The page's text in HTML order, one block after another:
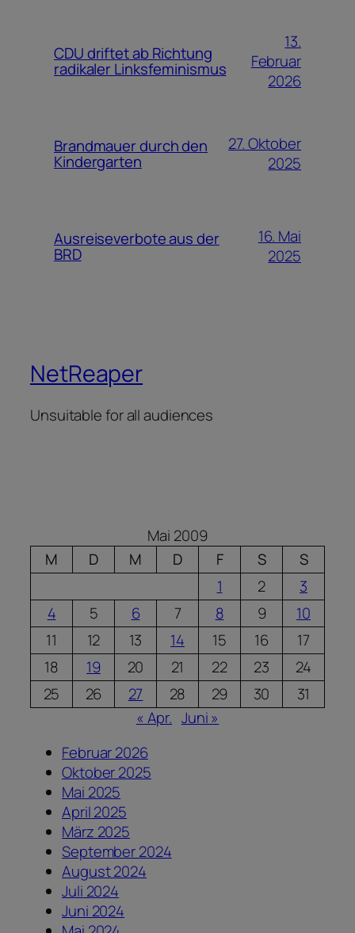
CDU driftet ab Richtung
radikaler Linksfeminismus
13.
Februar
2026
Brandmauer durch den
Kindergarten
27. Oktober
2025
Ausreiseverbote aus der
BRD
16. Mai
2025
NetReaper
Unsuitable for all audiences
Mai 2009
M
D M D F S
S
1
2
3
4
5 6 7 8 9
10
11
12 13 14 15 16
17
18
19 20 21 22 23
24
25
26 27 28 29 30
31
« Apr. Juni »
Februar 2026
Oktober 2025
Mai 2025
April 2025
März 2025
September 2024
August 2024
Juli 2024
Juni 2024